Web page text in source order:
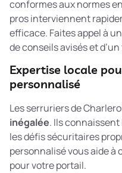
conformes aux normes
pros interviennent
efficace. Faites appel à un
de conseils avisés et
Expertise locale
personnalisé
Les serruriers de
inégalée. Ils
les défis sécuritaires
personnalisé vous aide
pour votre portail.